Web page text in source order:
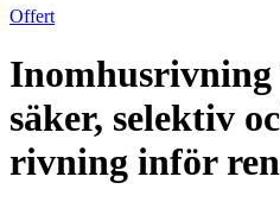
Offert
Inomhusrivning
säker, selektiv
rivning inför